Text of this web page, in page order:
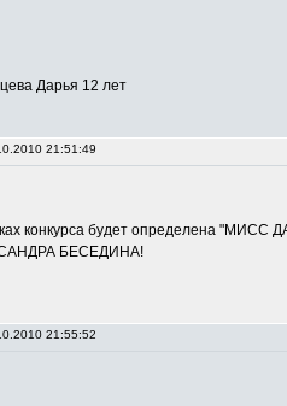
Дарья 12 лет
21:51:49
конкурса будет определена "МИСС
БЕСЕДИНА!
21:55:52